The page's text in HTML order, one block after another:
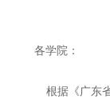
各学院：
根据《广东